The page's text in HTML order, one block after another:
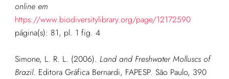
online em
https://www.biodiversitylibrary.org/page/12172590
página(s): 81, pl. 1 fig. 4
Simone, L. R. L. (2006). Land and Freshwater Molluscs of
Brazil. Editora Gráfica Bernardi, FAPESP. São Paulo, 390